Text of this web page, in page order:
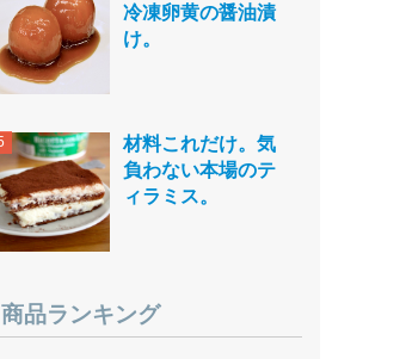
冷凍卵黄の醤油漬
け。
材料これだけ。気
負わない本場のテ
ィラミス。
商品ランキング